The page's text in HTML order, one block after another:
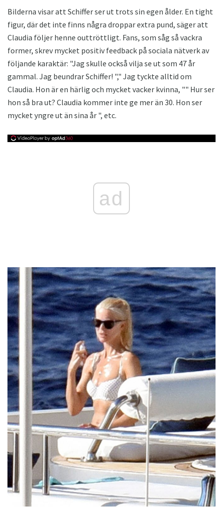
Bilderna visar att Schiffer ser ut trots sin egen ålder. En tight
figur, där det inte finns några droppar extra pund, säger att
Claudia följer henne outtröttligt. Fans, som såg så vackra
former, skrev mycket positiv feedback på sociala nätverk av
följande karaktär: "Jag skulle också vilja se ut som 47 år
gammal. Jag beundrar Schiffer! "," Jag tyckte alltid om
Claudia. Hon är en härlig och mycket vacker kvinna, "" Hur ser
hon så bra ut? Claudia kommer inte ge mer än 30. Hon ser
mycket yngre ut än sina år ", etc.
ad